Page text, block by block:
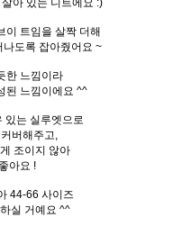
아 있는 니트에요 :)
이 트임을 살짝 더해
도록 잡아줬어요 ~
한 느낌이라
된 느낌이에요 ^^
있는 실루엣으로
버해주고,
조이지 않아
아요 !
44-66 사이즈
실 거예요 ^^